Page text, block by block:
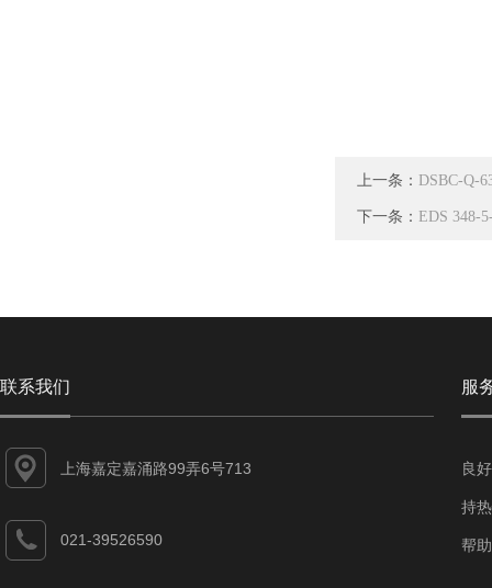
上一条： DSBC-Q-
下一条： EDS 348-
联系我们
上海嘉定嘉涌路99弄6号713
021-39526590
服
良
持
帮